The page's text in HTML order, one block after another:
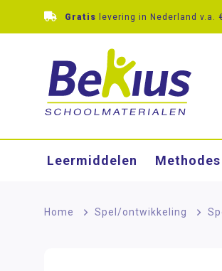
Gratis levering in Nederland v.a.
Leermiddelen Methodes
Home > Spel/ontwikkeling >